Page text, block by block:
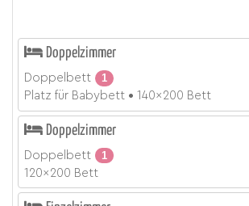
Doppelzimmer
Doppelbett
1
Platz für Babybett
140x200 Bett
Doppelzimmer
Doppelbett
1
120x200 Bett